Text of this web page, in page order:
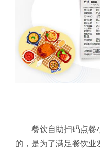
餐饮自助扫码点餐
的，是为了满足餐饮业